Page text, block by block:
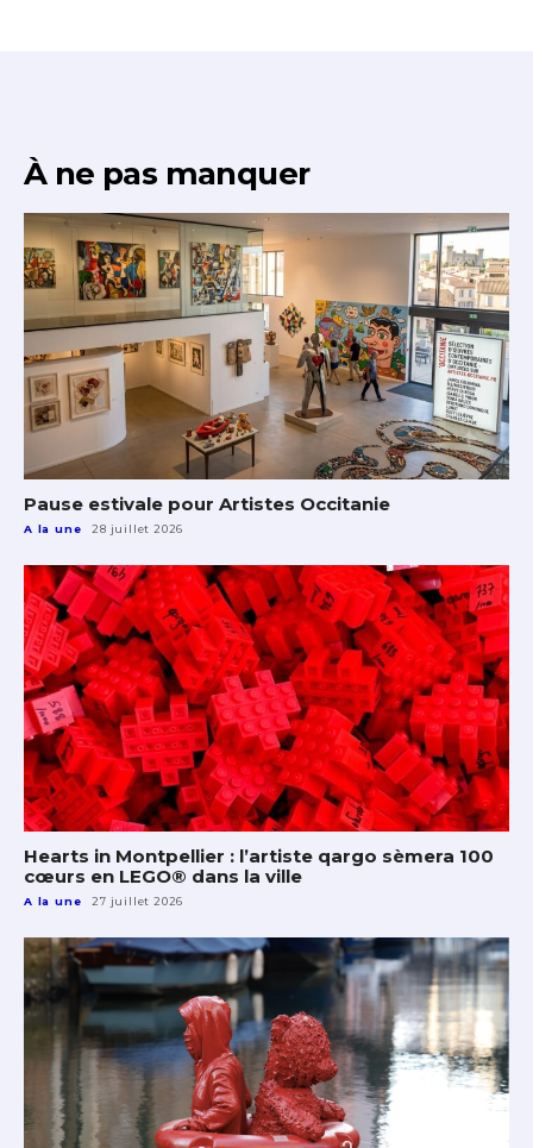
À ne pas manquer
Pause estivale pour Artistes Occitanie
A la une 28 juillet 2026
Hearts in Montpellier : l’artiste qargo sèmera 100
cœurs en LEGO® dans la ville
A la une 27 juillet 2026